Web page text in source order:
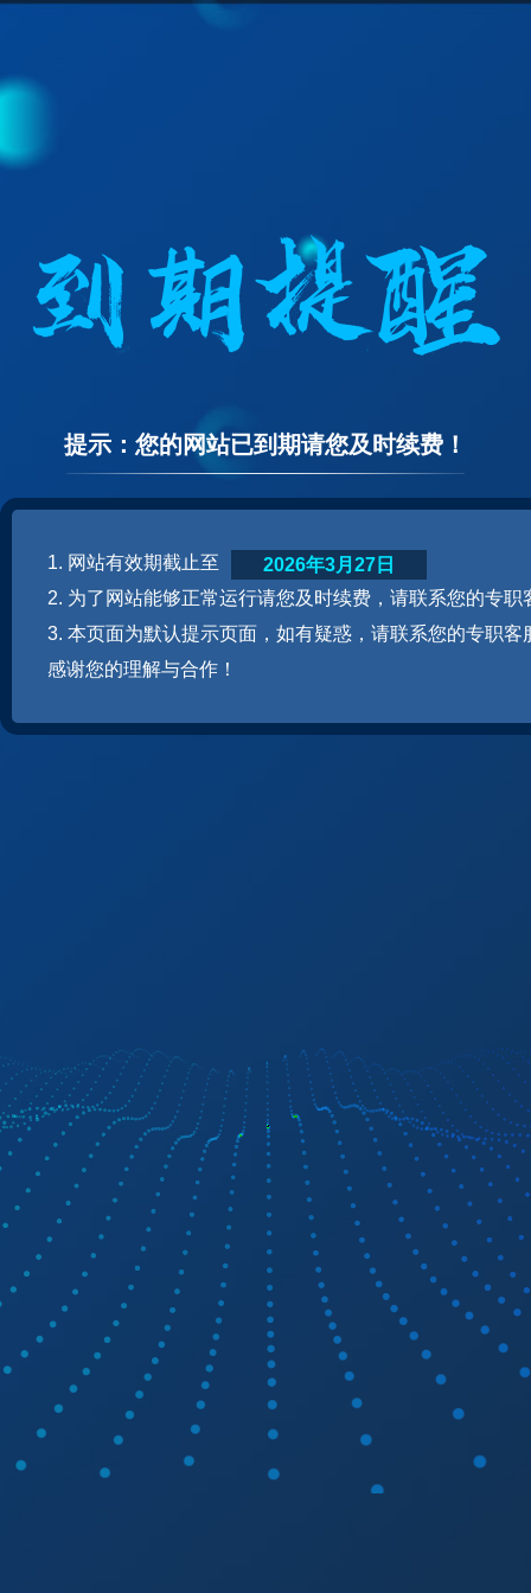
提示：您的网站已到期请您及时续费！
1. 网站有效期截止至
2. 为了网站能够正常运行请您及时续费，请联系您的专职
3. 本页面为默认提示页面，如有疑惑，请联系您的专职客
感谢您的理解与合作！
2026年3月27日